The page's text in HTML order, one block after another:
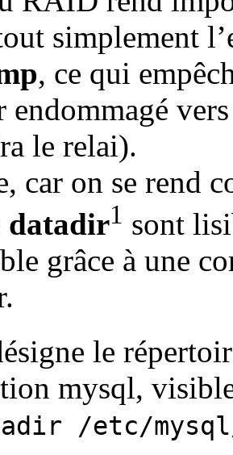
simplement
, ce qui
endommagé
le relai).
car on se rend
datadir1 sont
grâce à une
le
mysql,
/etc/